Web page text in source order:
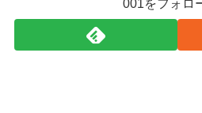
001をフォロ